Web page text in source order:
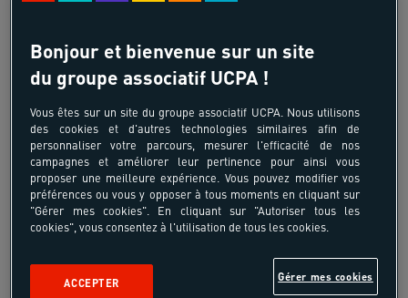
Croisière voilier Alpinisme
Bonjour et bienvenue sur un site
du groupe associatif UCPA !
Vous êtes sur un site du groupe associatif UCPA. Nous utilisons
des cookies et d'autres technologies similaires afin de
personnaliser votre parcours, mesurer l'efficacité de nos
campagnes et améliorer leur pertinence pour ainsi vous
proposer une meilleure expérience. Vous pouvez modifier vos
préférences ou vous y opposer à tous moments en cliquant sur
"Gérer mes cookies". En cliquant sur "Autoriser tous les
cookies", vous consentez à l'utilisation de tous les cookies.
Gérer mes cookies
ACCEPTER